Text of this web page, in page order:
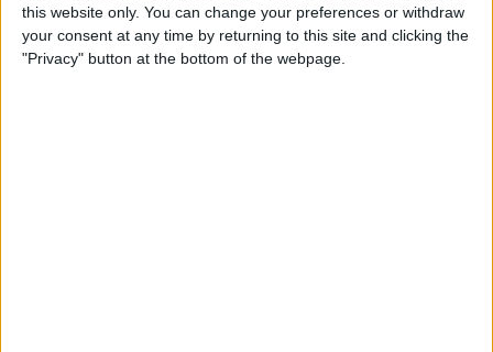
this website only. You can change your preferences or withdraw
your consent at any time by returning to this site and clicking the
"Privacy" button at the bottom of the webpage.